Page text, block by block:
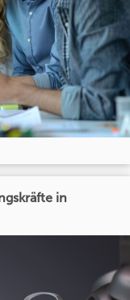
in